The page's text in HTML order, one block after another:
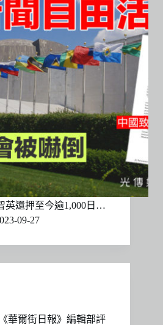
英還押至今逾1,000日…
09-27
華爾街日報》編輯部評